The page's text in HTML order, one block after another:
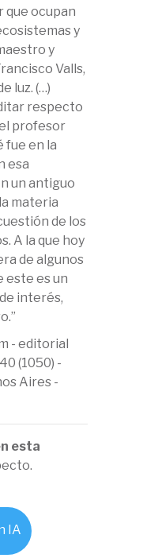
que ocupan
y
y
Valls,
luz. (…)
respecto
profesor
fue en la
esa
un antiguo
materia
de los
A la que hoy
de algunos
este es un
interés,
- editorial
(1050) -
Aires -
esta
IA